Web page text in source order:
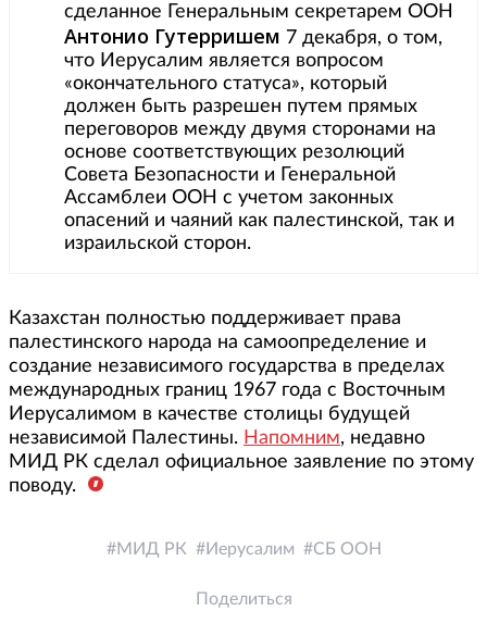
сделанное Генеральным секретарем ООН
Антонио Гутерришем 7 декабря, о том,
что Иерусалим является вопросом
«окончательного статуса», который
должен быть разрешен путем прямых
переговоров между двумя сторонами на
основе соответствующих резолюций
Совета Безопасности и Генеральной
Ассамблеи ООН с учетом законных
опасений и чаяний как палестинской, так и
израильской сторон.
Казахстан полностью поддерживает права
палестинского народа на самоопределение и
создание независимого государства в пределах
международных границ 1967 года с Восточным
Иерусалимом в качестве столицы будущей
независимой Палестины. Напомним, недавно
МИД РК сделал официальное заявление по этому
поводу.
МИД РК Иерусалим СБ ООН
Поделиться